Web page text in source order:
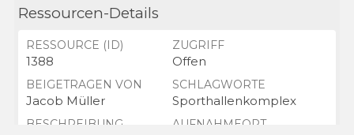
Ressourcen-Details
RESSOURCE (ID)
1388
ZUGRIFF
Offen
BEIGETRAGEN VON
Jacob Müller
SCHLAGWORTE
Sporthallenkomplex
BESCHREIBUNG AUFNAHMEORT